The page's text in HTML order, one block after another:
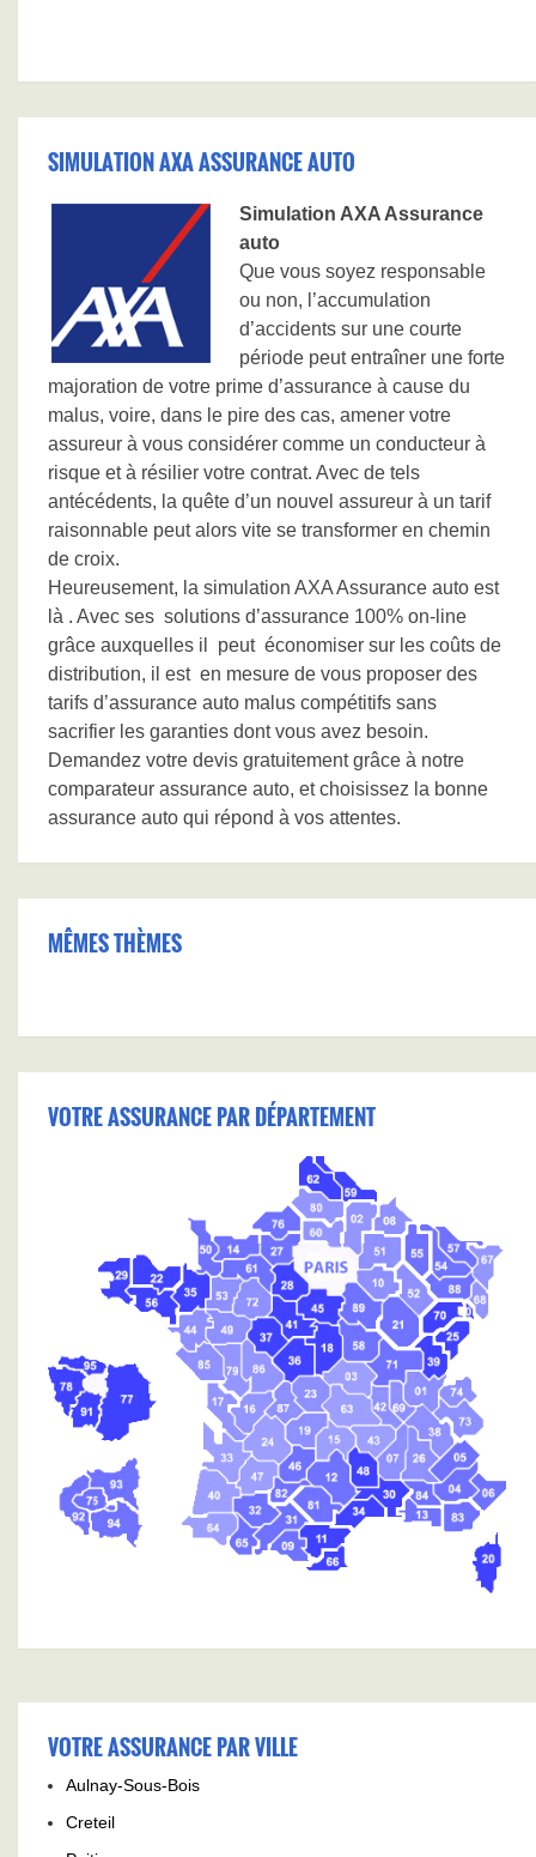
SIMULATION AXA ASSURANCE AUTO
Simulation AXA Assurance
auto
Que vous soyez responsable
ou non, l’accumulation
d’accidents sur une courte
période peut entraîner une forte
majoration de votre prime d’assurance à cause du
malus, voire, dans le pire des cas, amener votre
assureur à vous considérer comme un conducteur à
risque et à résilier votre contrat. Avec de tels
antécédents, la quête d’un nouvel assureur à un tarif
raisonnable peut alors vite se transformer en chemin
de croix.
Heureusement, la simulation AXA Assurance auto est
là . Avec ses solutions d’assurance 100% on-line
grâce auxquelles il peut économiser sur les coûts de
distribution, il est en mesure de vous proposer des
tarifs d’assurance auto malus compétitifs sans
sacrifier les garanties dont vous avez besoin.
Demandez votre devis gratuitement grâce à notre
comparateur assurance auto, et choisissez la bonne
assurance auto qui répond à vos attentes.
MÊMES THÈMES
VOTRE ASSURANCE PAR DÉPARTEMENT
VOTRE ASSURANCE PAR VILLE
Aulnay-Sous-Bois
Creteil